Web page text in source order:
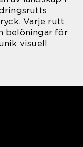
Varje rutt
belöningar för
visuell